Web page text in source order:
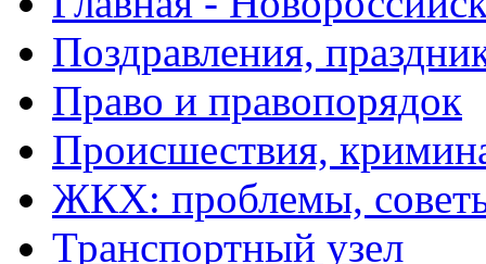
Поздравления,
Право и правопорядок
Происшествия,
ЖКХ: проблемы,
Транспортный узел